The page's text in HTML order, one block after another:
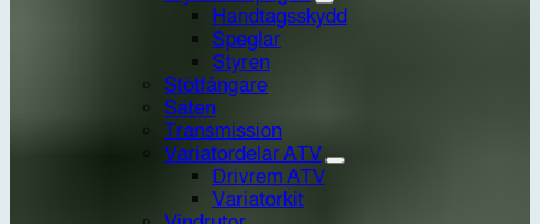
Handtagsskydd
Speglar
Styren
Stötfångare
Säten
Transmission
Variatordelar ATV
Drivrem ATV
Variatorkit